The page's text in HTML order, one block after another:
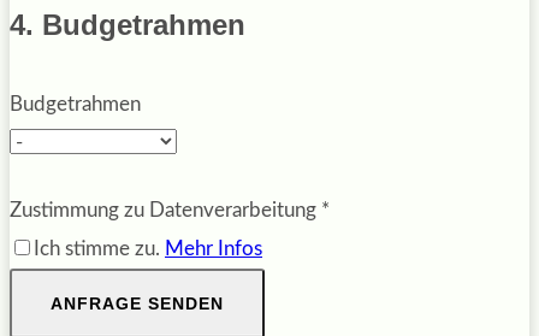
4. Budgetrahmen
Budgetrahmen
Zustimmung zu Datenverarbeitung *
Ich stimme zu. Mehr Infos
ANFRAGE SENDEN